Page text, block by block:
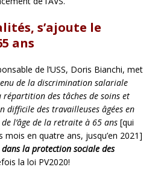
s’ajoute le
ans
de l’USS, Doris Bianchi, met
de la discrimination salariale
des tâches de soins et
difficile des travailleuses âgées en
l’âge de la retraite à 65 ans [qui
en quatre ans, jusqu’en 2021]
la protection sociale des
la loi PV2020!